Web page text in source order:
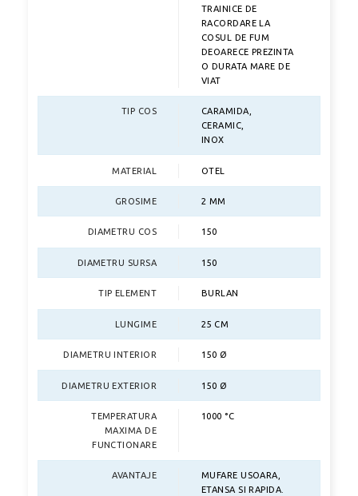
TRAINICE DE
RACORDARE LA
COSUL DE FUM
DEOARECE PREZINTA
O DURATA MARE DE
VIAT
TIP COS
CARAMIDA,
CERAMIC,
INOX
MATERIAL OTEL
GROSIME 2 MM
DIAMETRU COS 150
DIAMETRU SURSA 150
TIP ELEMENT BURLAN
LUNGIME 25 CM
DIAMETRU INTERIOR 150 Ø
DIAMETRU EXTERIOR 150 Ø
TEMPERATURA
MAXIMA DE
FUNCTIONARE
1000 °C
AVANTAJE
MUFARE USOARA,
ETANSA SI RAPIDA.